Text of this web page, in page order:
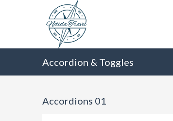
Accordion & Toggles
Accordions 01